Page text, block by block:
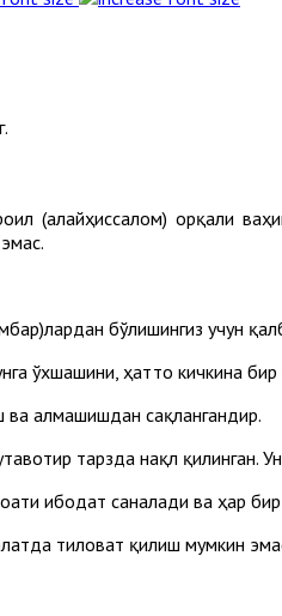
(алайҳиссалом) орқали
бўлишингиз учун
ўхшашини, ҳатто кичкина
ва алмашишдан сақлангандир.
тарзда нақл қилинган.
ибодат саналади ва ҳар
тиловат қилиш мумкин